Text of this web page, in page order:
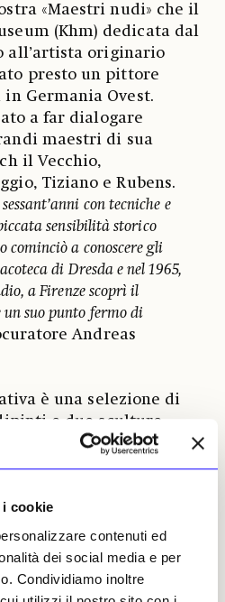
cookie
contenuti ed
dei social media e per
Condividiamo inoltre
«Maestri nudi» che il
(Khm) dedicata dal
all’artista originario
presto un pittore
in Germania Ovest.
a far dialogare
maestri di sua
il Vecchio,
Tiziano e Rubens.
con tecniche e
sensibilità storico
a conoscere gli
di Dresda e nel 1965,
a Firenze scoprì il
suo punto fermo di
Andreas
è una selezione di
e due sculture
esposte a Vienna:
retrospettiva, bensì di una
mostra
di Baselitz il
temporali incentrati
anni ’70, per compiere
degli anni ’90 fino